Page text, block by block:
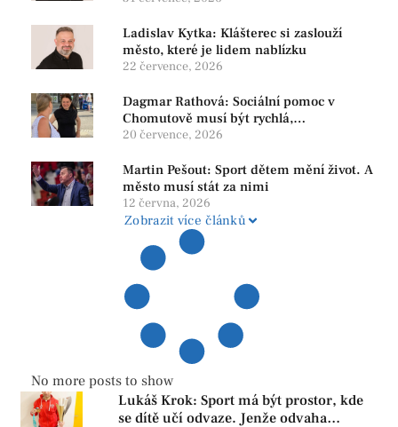
Ladislav Kytka: Klášterec si zaslouží
město, které je lidem nablízku
22 července, 2026
Dagmar Rathová: Sociální pomoc v
Chomutově musí být rychlá,
srozumitelná a férová. Ne udržovat lidi v
20 července, 2026
Martin Pešout: Sport dětem mění život. A
město musí stát za nimi
12 června, 2026
Zobrazit více článků
No more posts to show
Lukáš Krok: Sport má být prostor, kde
se dítě učí odvaze. Jenže odvaha